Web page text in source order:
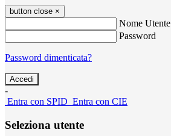
button close ×
Nome Utente
Password
Password dimenticata?
-
Entra con SPID Entra con CIE
Seleziona utente